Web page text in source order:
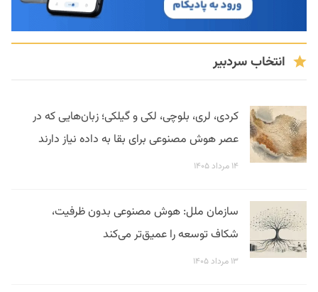
انتخاب سردبیر
کردی، لری، بلوچی، لکی و گیلکی؛ زبان‌هایی که در
عصر هوش مصنوعی برای بقا به داده نیاز دارند
۱۴ مرداد ۱۴۰۵
سازمان ملل: هوش مصنوعی بدون ظرفیت،
شکاف توسعه را عمیق‌تر می‌کند
۱۳ مرداد ۱۴۰۵